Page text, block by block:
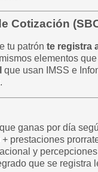
Cotización
tu patrón te registra
elementos que
que usan IMSS e
ganas por día
prestaciones
y
que se registra